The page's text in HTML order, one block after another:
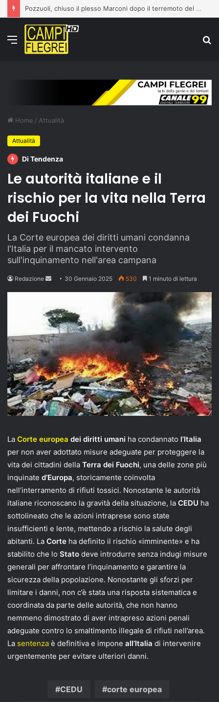
Pozzuoli, chiuso il plesso Marconi dopo il terremoto del 31 luglio: edificio dichiarato inagibile
Menu
Home / Attualità
Attualità
Di Tendenza
Le autorità italiane e il
rischio per la vita nella Terra
dei Fuochi
La Corte europea dei diritti umani condanna
l'Italia per il mancato intervento
sull'inquinamento nell'area campana
Redazione
Send 30 Gennaio 2025 530 1 minuto di lettura
La Corte europea dei diritti umani ha condannato l’Italia
per non aver adottato misure adeguate per proteggere la
vita dei cittadini della Terra dei Fuochi, una delle zone più
inquinate d’Europa, storicamente coinvolta
nell’interramento di rifiuti tossici. Nonostante le autorità
italiane riconoscano la gravità della situazione, la CEDU ha
sottolineato che le azioni intraprese sono state
insufficienti e lente, mettendo a rischio la salute degli
abitanti. La Corte ha definito il rischio «imminente» e ha
stabilito che lo Stato deve introdurre senza indugi misure
generali per affrontare l’inquinamento e garantire la
sicurezza della popolazione. Nonostante gli sforzi per
limitare i danni, non c’è stata una risposta sistematica e
coordinata da parte delle autorità, che non hanno
nemmeno dimostrato di aver intrapreso azioni penali
adeguate contro lo smaltimento illegale di rifiuti nell’area.
La sentenza è definitiva e impone all’Italia di intervenire
urgentemente per evitare ulteriori danni.
CEDU corte europea